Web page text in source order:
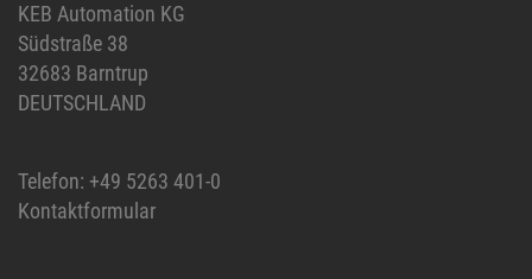
KEB Automation KG
Südstraße 38
32683 Barntrup
DEUTSCHLAND
Telefon: +49 5263 401-0
Kontaktformular